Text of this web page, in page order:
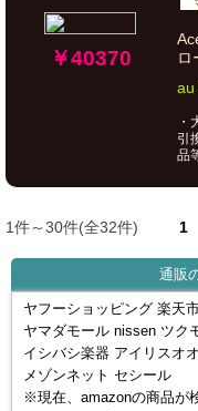
￥40370
ロ
au
・
引
品
1件～30件(全32件) 1
通販
ヤフーショッピング 楽天
ヤマダモール nissen ツク
イシバシ楽器 アイリスオ
メゾンネット セシール
※現在、amazonの商品が